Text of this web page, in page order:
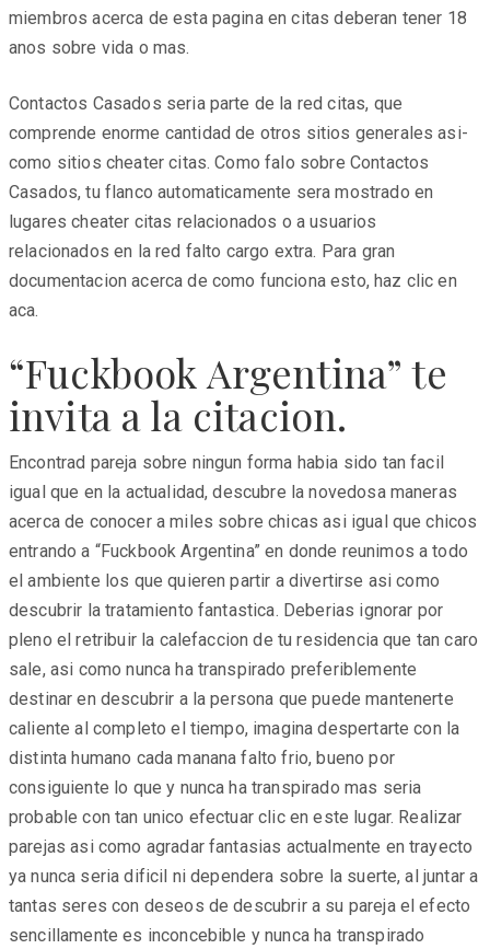
miembros acerca de esta pagina en citas deberan tener 18
anos sobre vida o mas.
Contactos Casados seri­a parte de la red citas, que
comprende enorme cantidad de otros sitios generales asi­
como sitios cheater citas. Como falo sobre Contactos
Casados, tu flanco automaticamente sera mostrado en
lugares cheater citas relacionados o a usuarios
relacionados en la red falto cargo extra. Para gran
documentacion acerca de como funciona esto, haz clic en
aca.
“Fuckbook Argentina” te
invita a la citacion.
Encontrad pareja sobre ningun forma habia sido tan facil
igual que en la actualidad, descubre la novedosa maneras
acerca de conocer a miles sobre chicas asi­ igual que chicos
entrando a “Fuckbook Argentina” en donde reunimos a todo
el ambiente los que quieren partir a divertirse asi­ como
descubrir la tratamiento fantastica. Deberias ignorar por
pleno el retribuir la calefaccion de tu residencia que tan caro
sale, asi­ como nunca ha transpirado preferiblemente
destinar en descubrir a la persona que puede mantenerte
caliente al completo el tiempo, imagina despertarte con la
distinta humano cada manana falto frio, bueno por
consiguiente lo que y nunca ha transpirado mas seri­a
probable con tan unico efectuar clic en este lugar. Realizar
parejas asi­ como agradar fantasias actualmente en trayecto
ya nunca seri­a dificil ni dependera sobre la suerte, al juntar a
tantas seres con deseos de descubrir a su pareja el efecto
sencillamente es inconcebible y nunca ha transpirado